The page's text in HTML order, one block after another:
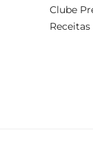
Clube
Receitas